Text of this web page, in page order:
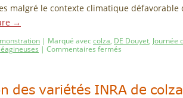
malgré le contexte climatique défavorable
→
| Marqué avec colza, DE Douyet, Journée
| Commentaires fermés
des variétés INRA de colza